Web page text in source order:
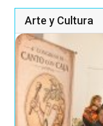
Arte y Cultura